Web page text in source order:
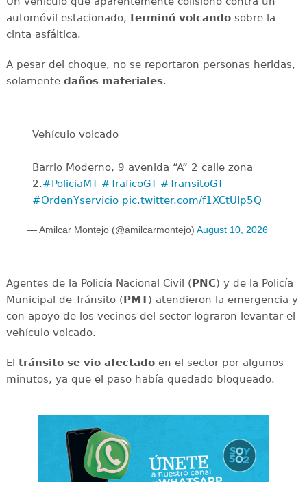
automóvil estacionado, terminó volcandosobre la
cinta asfáltica.
A pesar del choque, no se reportaron personas heridas,
solamente daños materiales.
Vehículo volcado
Barrio Moderno, 9 avenida “A” 2 calle zona
2.#PoliciaMT #TraficoGT #TransitoGT
#OrdenYservicio pic.twitter.com/f1XCtUIp5Q
— Amilcar Montejo (@amilcarmontejo) August 10, 2026
Agentes de la Policía Nacional Civil (PNC) y de la Policía
Municipal de Tránsito (PMT) atendieron la emergencia y
con apoyo de los vecinos del sector lograron levantar el
vehículo volcado.
El tránsito se vio afectadoen el sector por algunos
minutos, ya que el paso había quedado bloqueado.